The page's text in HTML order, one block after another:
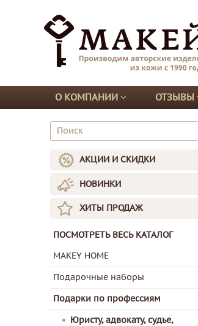
О КОМПАНИИ ОТЗЫВЫ
АКЦИИ И СКИДКИ
НОВИНКИ
ХИТЫ ПРОДАЖ
ПОСМОТРЕТЬ ВЕСЬ КАТАЛОГ
MAKEY HOME
Подарочные наборы
Подарки по профессиям
Юристу, адвокату, судье,